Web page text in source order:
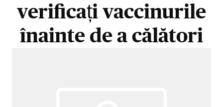
verificați vaccinurile
înainte de a călători